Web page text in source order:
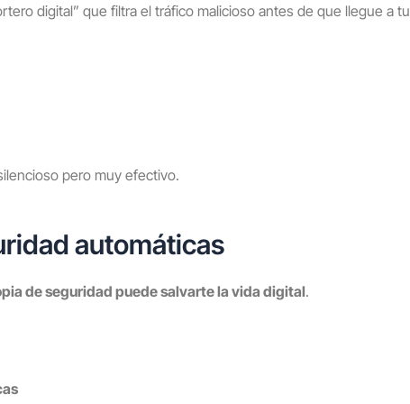
digital” que filtra el tráfico malicioso antes de que llegue a tu
pero muy efectivo.
automáticas
de seguridad puede salvarte la vida digital.